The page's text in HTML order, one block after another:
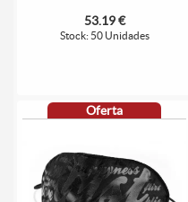
53.19 €
Stock: 50 Unidades
Oferta